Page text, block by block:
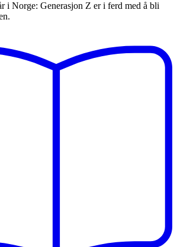
i Norge: Generasjon Z er i ferd med å bli